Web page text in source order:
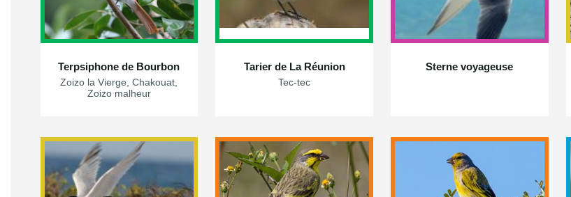
Terpsiphone de Bourbon
Zoizo la Vierge, Chakouat,
Zoizo malheur
Tarier de La Réunion
Tec-tec
Sterne voyageuse